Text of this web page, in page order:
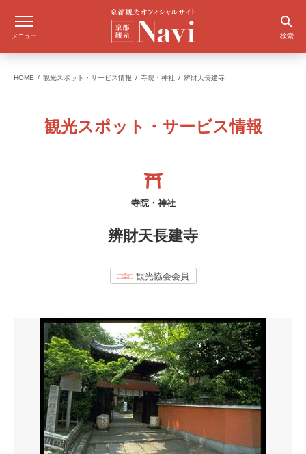
メニュー 検索
HOME 観光スポット・サービス情報 寺院・神社 辨財天長建寺
観光スポット・サービス情報
寺院・神社
辨財天長建寺
観光協会会員